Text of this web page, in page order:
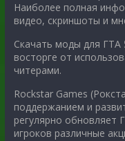
Наиболее полная
видео, скриншоты и
Скачать моды для ГТА
восторге от
читерами.
Rockstar Games
поддержанием и
регулярно обновляет
игроков различные